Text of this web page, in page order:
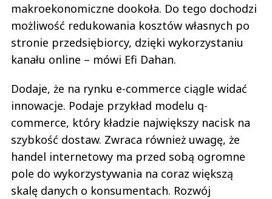
makroekonomiczne dookoła. Do tego dochodzi
możliwość redukowania kosztów własnych po
stronie przedsiębiorcy, dzięki wykorzystaniu
kanału online – mówi Efi Dahan.
Dodaje, że na rynku e-commerce ciągle widać
innowacje. Podaje przykład modelu q-
commerce, który kładzie największy nacisk na
szybkość dostaw. Zwraca również uwagę, że
handel internetowy ma przed sobą ogromne
pole do wykorzystywania na coraz większą
skalę danych o konsumentach. Rozwój